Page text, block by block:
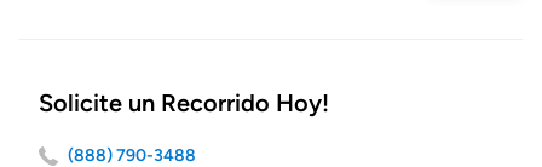
Solicite un Recorrido Hoy!
(888) 790-3488